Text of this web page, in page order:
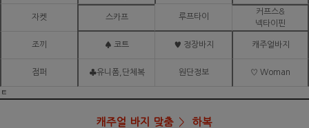
자켓 스카프 루프타이
커프스&
넥타이핀
조끼 ♠ 코트 ♥ 정장바지 캐주얼바지
점퍼 ♣유니폼,단체복 원단정보 ♡ Woman
ㅌ
캐주얼 바지 맞춤 하복